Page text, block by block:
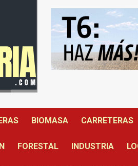
BIOMASA CARRETERAS
FORESTAL INDUSTRIA